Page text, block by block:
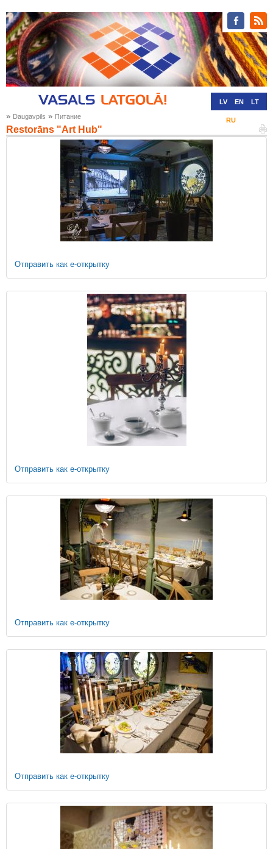
LV EN LT
RU
» Daugavpils » Питание
Restorāns "Art Hub"
Отправить как е-открытку
Отправить как е-открытку
Отправить как е-открытку
Отправить как е-открытку